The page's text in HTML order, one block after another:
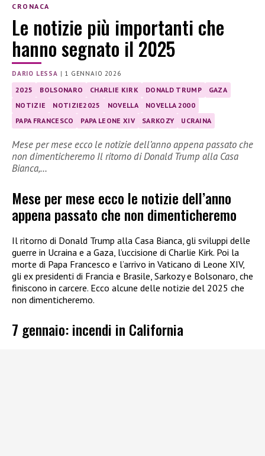
CRONACA
Le notizie più importanti che
hanno segnato il 2025
DARIO LESSA | 1 GENNAIO 2026
2025 BOLSONARO CHARLIE KIRK DONALD TRUMP
GAZA
NOTIZIE
NOTIZIE2025 NOVELLA
NOVELLA 2000
PAPA FRANCESCO
PAPA LEONE XIV SARKOZY UCRAINA
Mese per mese ecco le notizie dell’anno appena passato che
non dimenticheremo Il ritorno di Donald Trump alla Casa
Bianca,…
Mese per mese ecco le notizie dell’anno
appena passato che non dimenticheremo
Il ritorno di Donald Trump alla Casa Bianca, gli sviluppi delle
guerre in Ucraina e a Gaza, l’uccisione di Charlie Kirk. Poi la
morte di Papa Francesco e l’arrivo in Vaticano di Leone XIV,
gli ex presidenti di Francia e Brasile, Sarkozy e Bolsonaro, che
finiscono in carcere. Ecco alcune delle notizie del 2025 che
non dimenticheremo.
7 gennaio: incendi in California